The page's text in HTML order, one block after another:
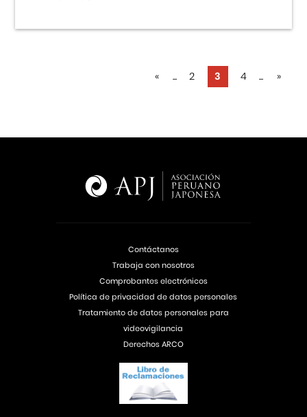
« ... 2 3 4 ... »
Contáctanos
Trabaja con nosotros
Comprobantes electrónicos
Política de privacidad de datos personales
Tratamiento de datos personales para
videovigilancia
Derechos ARCO